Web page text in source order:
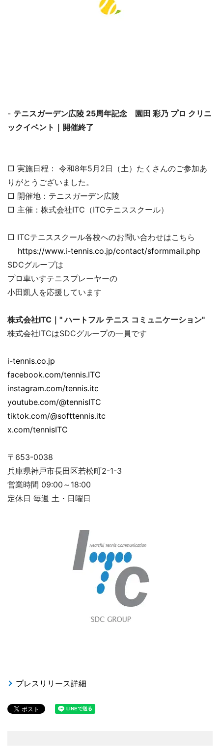
- テニスガーデン広陵 25周年記念 園田 彩乃 プロ クリニ
ックイベント｜開催終了
□ 実施日程： 令和8年5月2日（土）たくさんのご参加あ
りがとうございました。
□ 開催地：テニスガーデン広陵
□ 主催：株式会社ITC（ITCテニススクール）
□ ITCテニススクール各校へのお問い合わせはこちら
https://www.i-tennis.co.jp/contact/sformmail.php
SDCグループは
プロ車いすテニスプレーヤーの
小田凱人を応援しています
株式会社ITC｜" ハートフル テニス コミュニケーション"
株式会社ITCはSDCグループの一員です
i-tennis.co.jp
facebook.com/tennis.ITC
instagram.com/tennis.itc
youtube.com/@tennisITC
tiktok.com/@softtennis.itc
x.com/tennisITC
〒653-0038
兵庫県神戸市長田区若松町2-1-3
営業時間 09:00～18:00
定休日 毎週 土・日曜日
プレスリリース詳細